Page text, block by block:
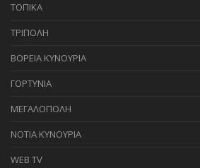
ΤΟΠΙΚΑ
ΤΡΙΠΟΛΗ
ΒΟΡΕΙΑ ΚΥΝΟΥΡΙΑ
ΓΟΡΤΥΝΙΑ
ΜΕΓΑΛΟΠΟΛΗ
ΝΟΤΙΑ ΚΥΝΟΥΡΙΑ
WEB TV